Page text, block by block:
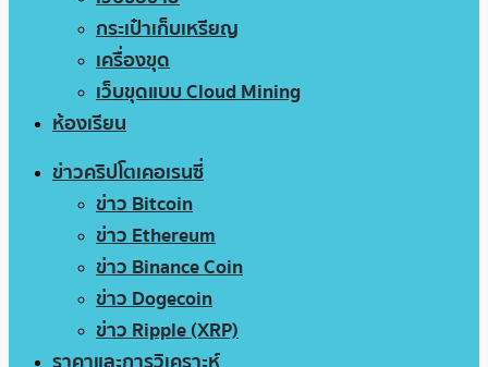
กระเป๋าเก็บเหรียญ
เครื่องขุด
เว็บขุดแบบ Cloud Mining
ห้องเรียน
ข่าวคริปโตเคอเรนซี่
ข่าว Bitcoin
ข่าว Ethereum
ข่าว Binance Coin
ข่าว Dogecoin
ข่าว Ripple (XRP)